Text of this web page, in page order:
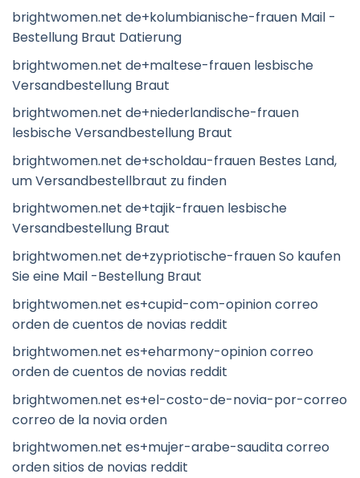
brightwomen.net de+kolumbianische-frauen Mail -
Bestellung Braut Datierung
brightwomen.net de+maltese-frauen lesbische
Versandbestellung Braut
brightwomen.net de+niederlandische-frauen
lesbische Versandbestellung Braut
brightwomen.net de+scholdau-frauen Bestes Land,
um Versandbestellbraut zu finden
brightwomen.net de+tajik-frauen lesbische
Versandbestellung Braut
brightwomen.net de+zypriotische-frauen So kaufen
Sie eine Mail -Bestellung Braut
brightwomen.net es+cupid-com-opinion correo
orden de cuentos de novias reddit
brightwomen.net es+eharmony-opinion correo
orden de cuentos de novias reddit
brightwomen.net es+el-costo-de-novia-por-correo
correo de la novia orden
brightwomen.net es+mujer-arabe-saudita correo
orden sitios de novias reddit